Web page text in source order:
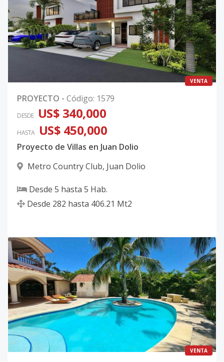
VENTA
PROYECTO - Código: 1579
DESDE US$ 340,000
HASTA US$ 450,000
Proyecto de Villas en Juan Dolio
Metro Country Club, Juan Dolio
Desde 5 hasta 5 Hab.
Desde 282 hasta 406.21 Mt2
VENTA